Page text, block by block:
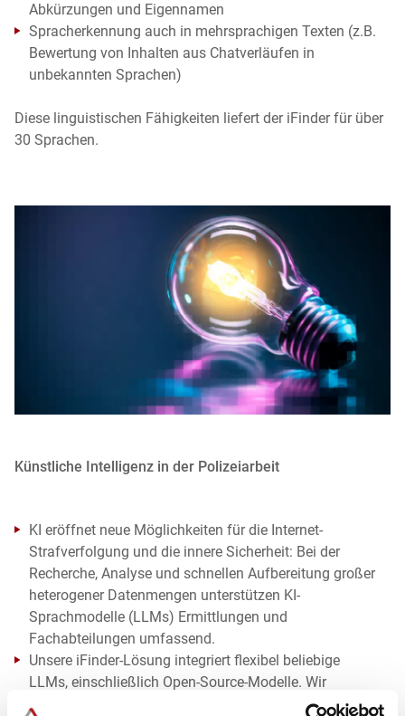
Abkürzungen und Eigennamen
Spracherkennung auch in mehrsprachigen Texten (z.B.
Bewertung von Inhalten aus Chatverläufen in
unbekannten Sprachen)
Diese linguistischen Fähigkeiten liefert der iFinder für über
30 Sprachen.
Künstliche Intelligenz in der Polizeiarbeit
KI eröffnet neue Möglichkeiten für die Internet-
Strafverfolgung und die innere Sicherheit: Bei der
Recherche, Analyse und schnellen Aufbereitung großer
heterogener Datenmengen unterstützen KI-
Sprachmodelle (LLMs) Ermittlungen und
Fachabteilungen umfassend.
Unsere iFinder-Lösung integriert flexibel beliebige
LLMs, einschließlich Open-Source-Modelle. Wir
beraten Sie bei der Auswahl des optimalen Modells für